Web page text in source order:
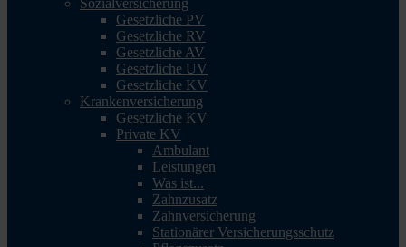
Sozialversicherung
Gesetzliche PV
Gesetzliche RV
Gesetzliche AV
Gesetzliche UV
Gesetzliche KV
Krankenversicherung
Gesetzliche KV
Private KV
Ambulant
Leistungen
Was ist...
Zahnzusatz
Zahnversicherung
Stationärer Versicherungsschutz